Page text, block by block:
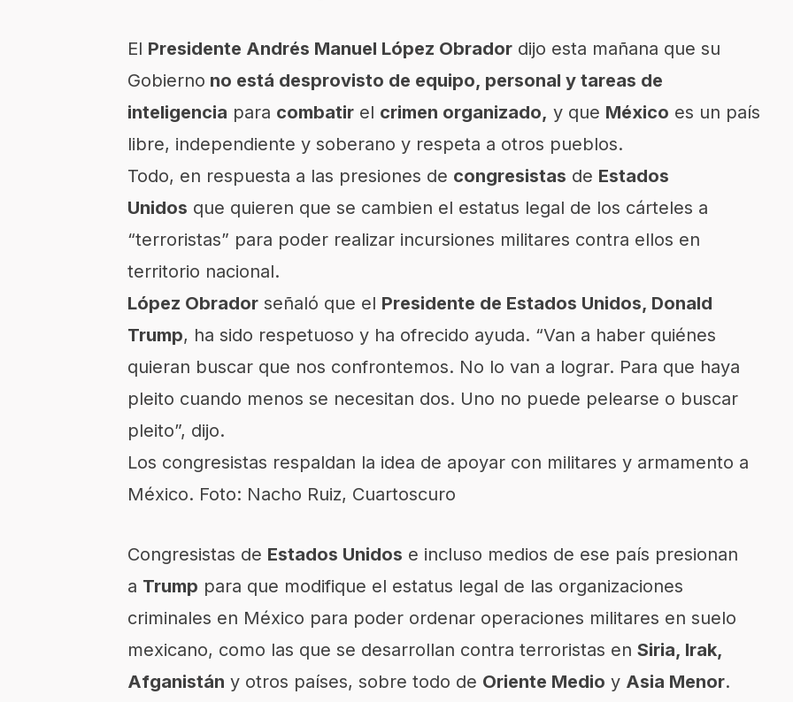
El Presidente Andrés Manuel López Obrador dijo esta mañana que su
Gobierno no está desprovisto de equipo, personal y tareas de
inteligencia para combatir el crimen organizado, y que México es un país
libre, independiente y soberano y respeta a otros pueblos.
Todo, en respuesta a las presiones de congresistas de Estados
Unidos que quieren que se cambien el estatus legal de los cárteles a
“terroristas” para poder realizar incursiones militares contra ellos en
territorio nacional.
López Obrador señaló que el Presidente de Estados Unidos, Donald
Trump, ha sido respetuoso y ha ofrecido ayuda. “Van a haber quiénes
quieran buscar que nos confrontemos. No lo van a lograr. Para que haya
pleito cuando menos se necesitan dos. Uno no puede pelearse o buscar
pleito”, dijo.
Los congresistas respaldan la idea de apoyar con militares y armamento a
México. Foto: Nacho Ruiz, Cuartoscuro
Congresistas de Estados Unidos e incluso medios de ese país presionan
a Trump para que modifique el estatus legal de las organizaciones
criminales en México para poder ordenar operaciones militares en suelo
mexicano, como las que se desarrollan contra terroristas en Siria, Irak,
Afganistán y otros países, sobre todo de Oriente Medio y Asia Menor.